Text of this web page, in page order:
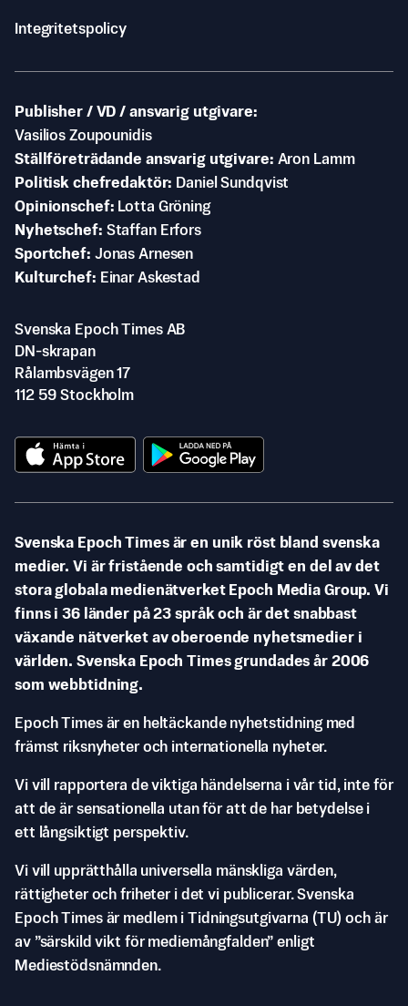
Integritetspolicy
Publisher / VD / ansvarig utgivare
Vasilios Zoupounidis
Ställföreträdande ansvarig utgivare Aron Lamm
Politisk chefredaktör
Daniel Sundqvist
Opinionschef
Lotta Gröning
Nyhetschef Staffan Erfors
Sportchef Jonas Arnesen
Kulturchef
Einar Askestad
Svenska Epoch Times AB
DN-skrapan
Rålambsvägen 17
112 59 Stockholm
Svenska Epoch Times är en unik röst bland svenska
medier. Vi är fristående och samtidigt en del av det
stora globala medienätverket Epoch Media Group. Vi
finns i 36 länder på 23 språk och är det snabbast
växande nätverket av oberoende nyhetsmedier i
världen. Svenska Epoch Times grundades år 2006
som webbtidning.
Epoch Times är en heltäckande nyhetstidning med
främst riksnyheter och internationella nyheter.
Vi vill rapportera de viktiga händelserna i vår tid, inte för
att de är sensationella utan för att de har betydelse i
ett långsiktigt perspektiv.
Vi vill upprätthålla universella mänskliga värden,
rättigheter och friheter i det vi publicerar. Svenska
Epoch Times är medlem i Tidningsutgivarna (TU) och är
av ”särskild vikt för mediemångfalden” enligt
Mediestödsnämnden.